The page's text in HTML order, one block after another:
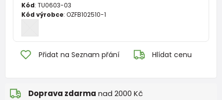
Kód: TU0603-03
Kód výrobce: OZFB102510-1
Přidat na Seznam přání Hlídat cenu
Doprava zdarma nad 2000 Kč